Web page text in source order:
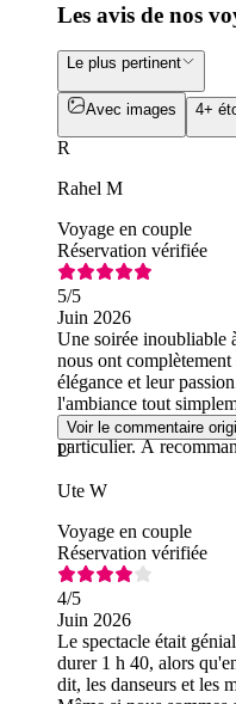
Les avis de nos
Le plus pertinent
Avec images 4+
R
Rahel M
Voyage en couple
Réservation vérifiée
5/5
Juin 2026
Une soirée inoubliable
nous ont
élégance et leur
l'ambiance tout
avec beaucoup de
particulier. À
Voir le commentaire
U
Ute W
Voyage en couple
Réservation vérifiée
4/5
Juin 2026
Le spectacle était
durer 1 h 40, alors
dit, les danseurs et les